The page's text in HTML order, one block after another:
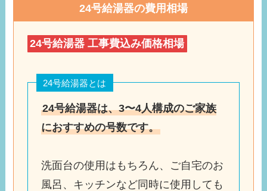
24号給湯器の費用相場
24号給湯器 工事費込み価格相場
24号給湯器とは
24号給湯器は、3〜4人構成のご家族
におすすめの号数です。
洗面台の使用はもちろん、ご自宅のお
風呂、キッチンなど同時に使用しても